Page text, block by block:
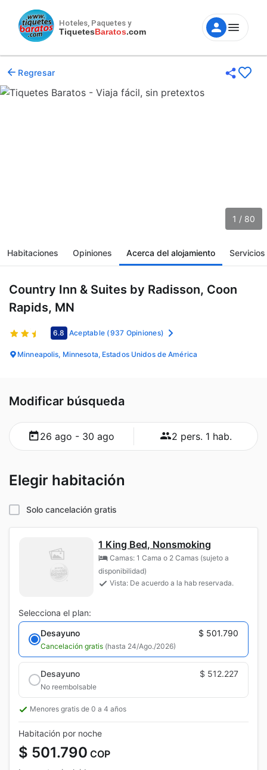
Hoteles, Paquetes y
TiquetesBaratos.com
Regresar
1 / 80
Habitaciones Opiniones Acerca del alojamiento Servicios
Country Inn & Suites by Radisson, Coon
Rapids, MN
6.8 Aceptable (937 Opiniones)
Minneapolis, Minnesota, Estados Unidos de América
Modificar búsqueda
26 ago - 30 ago 2 pers. 1 hab.
Elegir habitación
Solo cancelación gratis
1 King Bed, Nonsmoking
Camas: 1 Cama o 2 Camas (sujeto a
disponibilidad)
Vista: De acuerdo a la hab reservada.
Selecciona el plan:
Desayuno
$ 501.790
Cancelación gratis (hasta 24/Ago./2026)
Desayuno $ 512.227
No reembolsable
Menores gratis de 0 a 4 años
Habitación por noche
$ 501.790 COP